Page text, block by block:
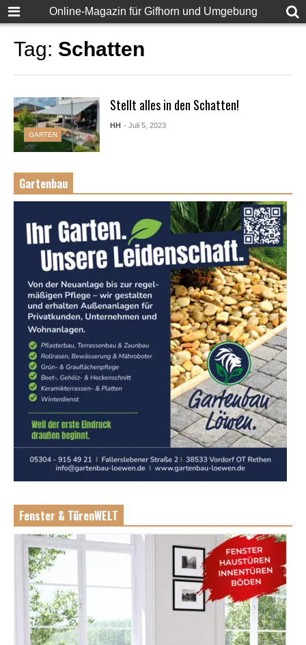
Online-Magazin für Gifhorn und Umgebung
Tag: Schatten
GARTEN
Stellt alles in den Schatten!
HH - Juli 5, 2023
Gartenbau
Fenster & TürenWELT